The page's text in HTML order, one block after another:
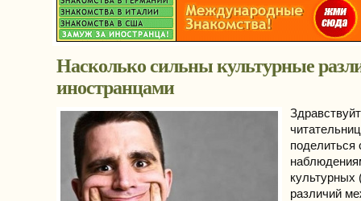
Насколько сильны культурные
иностранцами
поделиться
культурных
различий